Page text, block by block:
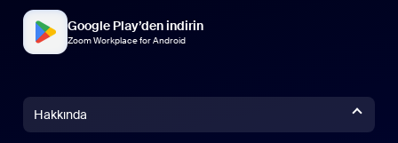
Google Play’den indirin
Zoom Workplace for Android
Hakkında